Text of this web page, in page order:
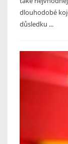
dlouhodobé
důsledku ...